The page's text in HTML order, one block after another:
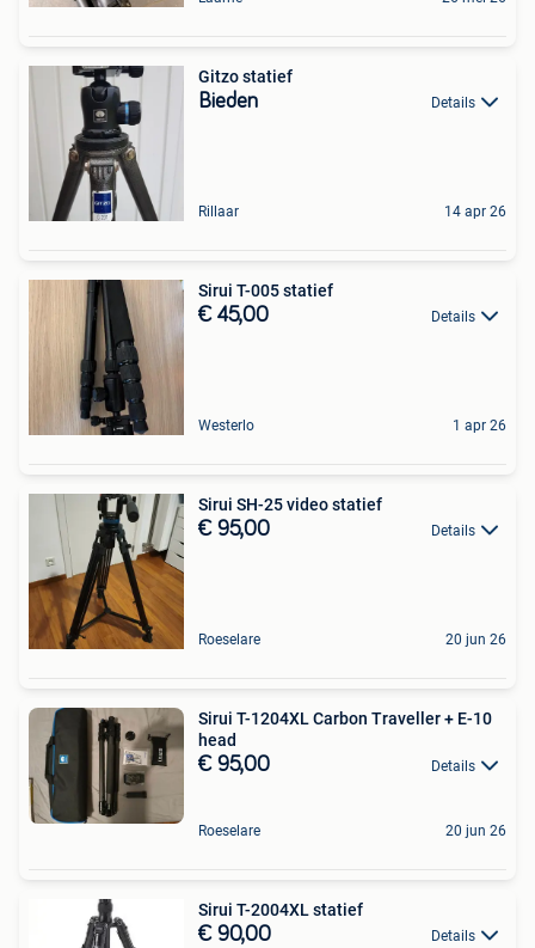
Gitzo statief
Bieden Details
Rillaar 14 apr 26
Sirui T-005 statief
€ 45,00 Details
Westerlo 1 apr 26
Sirui SH-25 video statief
€ 95,00 Details
Roeselare 20 jun 26
Sirui T-1204XL Carbon Traveller + E-10
head
€ 95,00 Details
Roeselare 20 jun 26
Sirui T-2004XL statief
€ 90,00 Details